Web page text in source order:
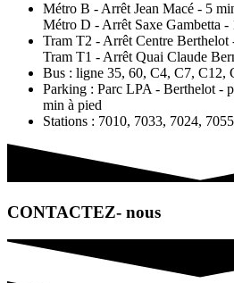
Métro B - Arrêt Jean Macé - 5
Métro D - Arrêt Saxe Gambetta -
Tram T2 - Arrêt Centre Berthelot
Tram T1 - Arrêt Quai Claude
Bus : ligne 35, 60, C4, C7, C12,
Parking : Parc LPA - Berthelot -
min à pied
Stations : 7010, 7033, 7024,
CONTACTEZ- nous